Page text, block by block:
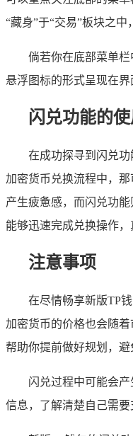
“藏身”于“交易”板块之
倘若你在底部菜单
悬浮图标的形式呈现在
闪兑功能的
在成功探寻到闪兑
加密货币兑换流程中，
产生疲惫感，而闪兑功
能够迅速完成兑换操作
注意事项
在尽情畅享新版TP
加密货币的价格也会随
帮助你提前做好规划，
闪兑过程中可能会
信息，了解清楚自己需